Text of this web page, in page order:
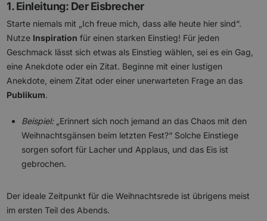
1. Einleitung: Der Eisbrecher
Starte niemals mit „Ich freue mich, dass alle heute hier sind“.
Nutze Inspiration für einen starken Einstieg! Für jeden
Geschmack lässt sich etwas als Einstieg wählen, sei es ein Gag,
eine Anekdote oder ein Zitat. Beginne mit einer lustigen
Anekdote, einem Zitat oder einer unerwarteten Frage an das
Publikum.
Beispiel:„Erinnert sich noch jemand an das Chaos mit den
Weihnachtsgänsen beim letzten Fest?“ Solche Einstiege
sorgen sofort für Lacher und Applaus, und das Eis ist
gebrochen.
Der ideale Zeitpunkt für die Weihnachtsrede ist übrigens meist
im ersten Teil des Abends.